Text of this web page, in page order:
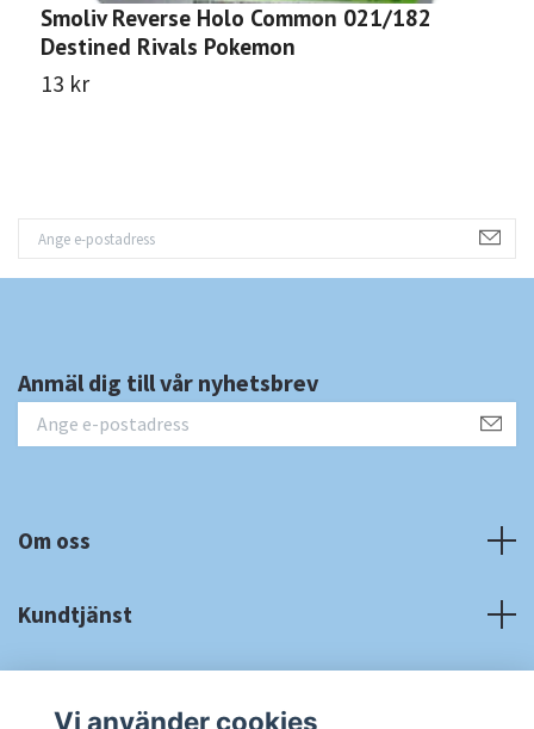
Smoliv Reverse Holo Common 021/182
Destined Rivals Pokemon
13 kr
Anmäl dig till vår nyhetsbrev
Om oss
Kundtjänst
Vi använder cookies